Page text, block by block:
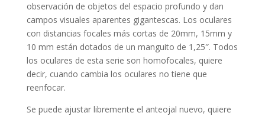
observación de objetos del espacio profundo y dan
campos visuales aparentes gigantescas. Los oculares
con distancias focales más cortas de 20mm, 15mm y
10 mm están dotados de un manguito de 1,25″. Todos
los oculares de esta serie son homofocales, quiere
decir, cuando cambia los oculares no tiene que
reenfocar.
Se puede ajustar libremente el anteojal nuevo, quiere